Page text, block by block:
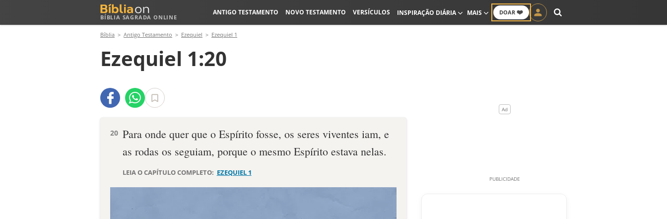
BÍBLIA SAGRADA ONLINE
DOAR ❤️
ANTIGO TESTAMENTO NOVO TESTAMENTO VERSÍCULOS INSPIRAÇÃO DIÁRIA MAIS
Bíblia Antigo Testamento Ezequiel Ezequiel 1
Ezequiel 1:20
20 Para onde quer que o Espírito fosse, os seres viventes iam, e
as rodas os seguiam, porque o mesmo Espírito estava nelas.
LEIA O CAPÍTULO COMPLETO: EZEQUIEL 1